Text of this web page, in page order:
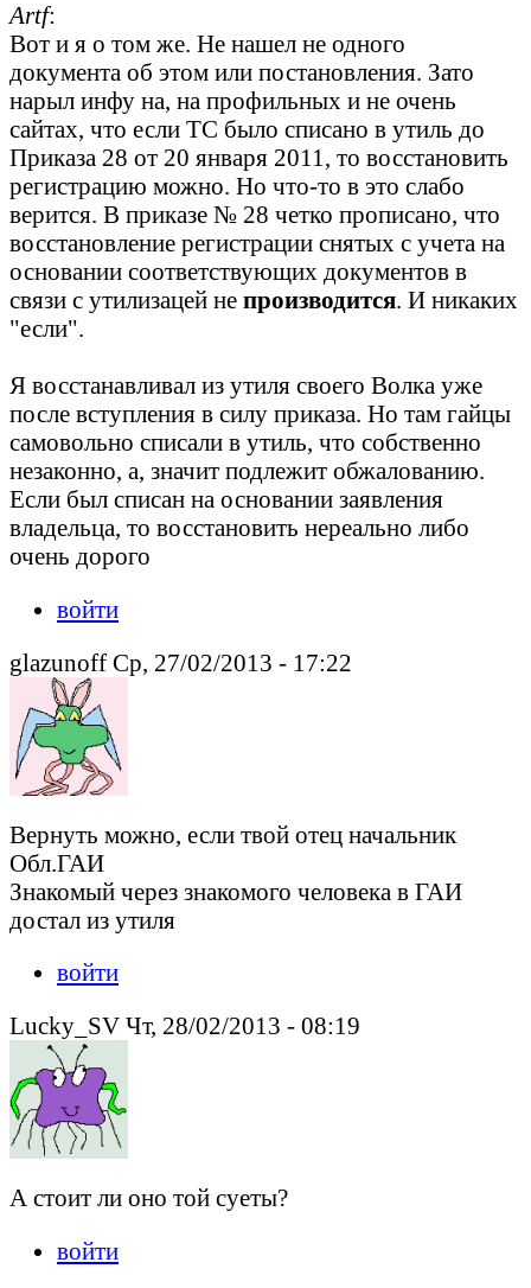
Artf:
Вот и я о том же. Не нашел не одного
документа об этом или постановления. Зато
нарыл инфу на, на профильных и не очень
сайтах, что если ТС было списано в утиль до
Приказа 28 от 20 января 2011, то восстановить
регистрацию можно. Но что-то в это слабо
верится. В приказе № 28 четко прописано, что
восстановление регистрации снятых с учета на
основании соответствующих документов в
связи с утилизацей не производится. И никаких
"если".
Я восстанавливал из утиля своего Волка уже
после вступления в силу приказа. Но там гайцы
самовольно списали в утиль, что собственно
незаконно, а, значит подлежит обжалованию.
Если был списан на основании заявления
владельца, то восстановить нереально либо
очень дорого
войти
glazunoff Ср, 27/02/2013 - 17:22
Вернуть можно, если твой отец начальник
Обл.ГАИ
Знакомый через знакомого человека в ГАИ
достал из утиля
войти
Lucky_SV Чт, 28/02/2013 - 08:19
А стоит ли оно той суеты?
войти